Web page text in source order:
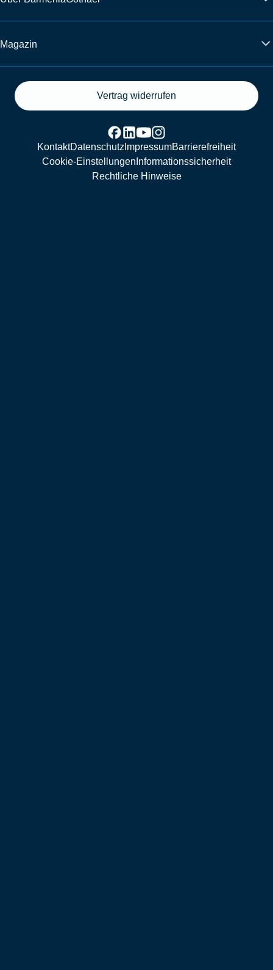
Magazin
Vertrag widerrufen
KontaktDatenschutz ImpressumBarrierefreiheit
Cookie-Einstellungen Informationssicherheit
Rechtliche Hinweise